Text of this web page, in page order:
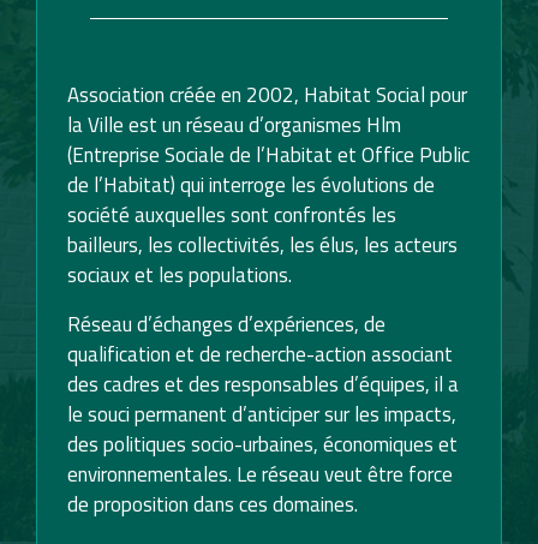
Association créée en 2002, Habitat Social pour
la Ville est un réseau d’organismes Hlm
(Entreprise Sociale de l’Habitat et Office Public
de l’Habitat) qui interroge les évolutions de
société auxquelles sont confrontés les
bailleurs, les collectivités, les élus, les acteurs
sociaux et les populations.
Réseau d’échanges d’expériences, de
qualification et de recherche-action associant
des cadres et des responsables d’équipes, il a
le souci permanent d’anticiper sur les impacts,
des politiques socio-urbaines, économiques et
environnementales. Le réseau veut être force
de proposition dans ces domaines.